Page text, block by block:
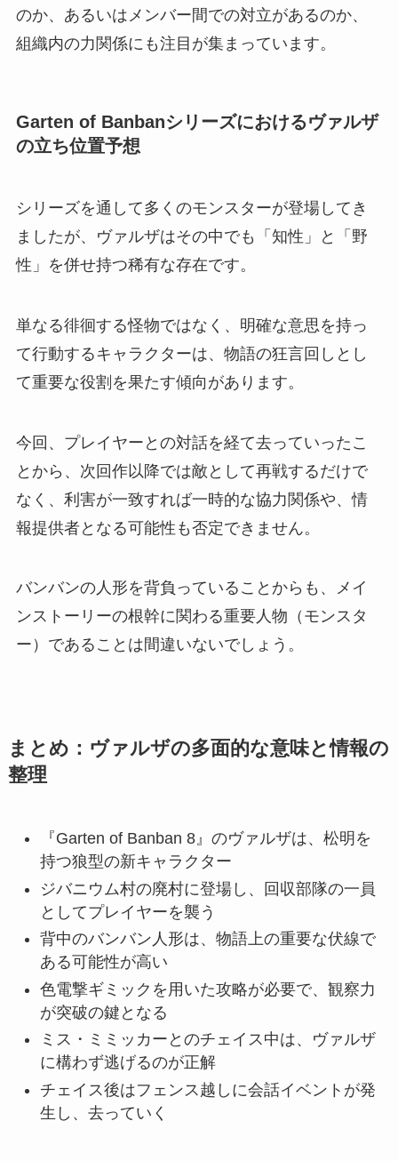
のか、あるいはメンバー間での対立があるのか、
組織内の力関係にも注目が集まっています。
Garten of Banbanシリーズにおけるヴァルザ
の立ち位置予想
シリーズを通して多くのモンスターが登場してき
ましたが、ヴァルザはその中でも「知性」と「野
性」を併せ持つ稀有な存在です。
単なる徘徊する怪物ではなく、明確な意思を持っ
て行動するキャラクターは、物語の狂言回しとし
て重要な役割を果たす傾向があります。
今回、プレイヤーとの対話を経て去っていったこ
とから、次回作以降では敵として再戦するだけで
なく、利害が一致すれば一時的な協力関係や、情
報提供者となる可能性も否定できません。
バンバンの人形を背負っていることからも、メイ
ンストーリーの根幹に関わる重要人物（モンスタ
ー）であることは間違いないでしょう。
まとめ：ヴァルザの多面的な意味と情報の
整理
『Garten of Banban 8』のヴァルザは、松明を
持つ狼型の新キャラクター
ジバニウム村の廃村に登場し、回収部隊の一員
としてプレイヤーを襲う
背中のバンバン人形は、物語上の重要な伏線で
ある可能性が高い
色電撃ギミックを用いた攻略が必要で、観察力
が突破の鍵となる
ミス・ミミッカーとのチェイス中は、ヴァルザ
に構わず逃げるのが正解
チェイス後はフェンス越しに会話イベントが発
生し、去っていく